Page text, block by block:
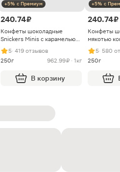
+5% с Премиум
240.74 ₽
Конфеты шоколадные
Snickers Minis с карамелью
арахисом и нугой
5· 419 отзывов
250г
962.99 ₽ · 1кг
В корзину
+5% с
240.74 ₽
Конфеты
мякотью
5· 580
250г